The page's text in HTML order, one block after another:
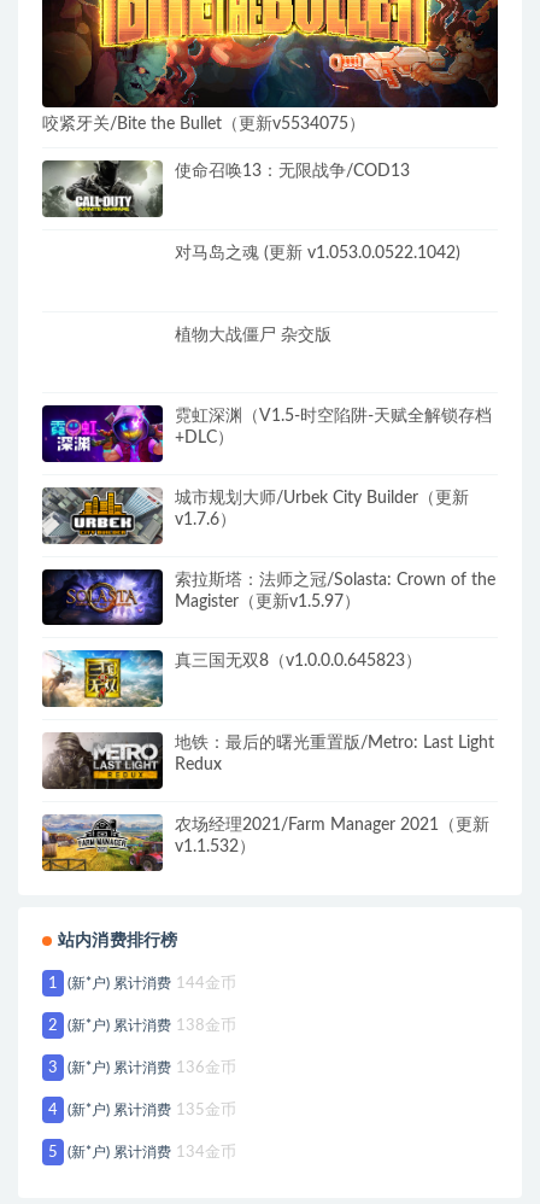
咬紧牙关/Bite the Bullet（更新v5534075）
使命召唤13：无限战争/COD13
对马岛之魂 (更新 v1.053.0.0522.1042)
植物大战僵尸 杂交版
霓虹深渊（V1.5-时空陷阱-天赋全解锁存档
+DLC）
城市规划大师/Urbek City Builder（更新
v1.7.6）
索拉斯塔：法师之冠/Solasta: Crown of the
Magister（更新v1.5.97）
真三国无双8（v1.0.0.0.645823）
地铁：最后的曙光重置版/Metro: Last Light
Redux
农场经理2021/Farm Manager 2021（更新
v1.1.532）
站内消费排行榜
1 (新*户) 累计消费 144金币
2 (新*户) 累计消费 138金币
3 (新*户) 累计消费 136金币
4 (新*户) 累计消费 135金币
5 (新*户) 累计消费 134金币